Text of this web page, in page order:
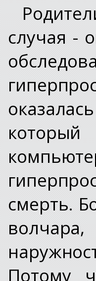
случая -
смерть.
Потому